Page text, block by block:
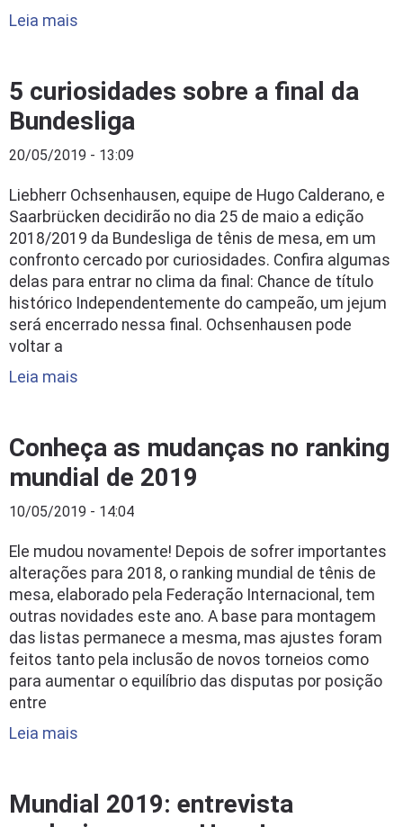
Leia mais
5 curiosidades sobre a final da
Bundesliga
20/05/2019 - 13:09
Liebherr Ochsenhausen, equipe de Hugo Calderano, e
Saarbrücken decidirão no dia 25 de maio a edição
2018/2019 da Bundesliga de tênis de mesa, em um
confronto cercado por curiosidades. Confira algumas
delas para entrar no clima da final: Chance de título
histórico Independentemente do campeão, um jejum
será encerrado nessa final. Ochsenhausen pode
voltar a
Leia mais
Conheça as mudanças no ranking
mundial de 2019
10/05/2019 - 14:04
Ele mudou novamente! Depois de sofrer importantes
alterações para 2018, o ranking mundial de tênis de
mesa, elaborado pela Federação Internacional, tem
outras novidades este ano. A base para montagem
das listas permanece a mesma, mas ajustes foram
feitos tanto pela inclusão de novos torneios como
para aumentar o equilíbrio das disputas por posição
entre
Leia mais
Mundial 2019: entrevista